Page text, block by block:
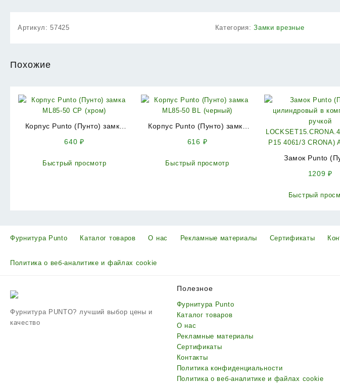
Артикул:57425 Категория:Замки врезные
Похожие
Корпус Punto (Пунто) замка
640₽
Быстрый просмотр
Корпус Punto (Пунто) замка
616 ₽
Быстрый просмотр
Замок Punto
(KIT P15 4061/3
1209₽
Быстрый
Фурнитура Punto Каталог товаров О нас Рекламные материалы Сертификаты
Политика о веб-аналитике и файлах cookie
Фурнитура PUNTO? лучший выбор цены и
качество
Полезное
Фурнитура Punto
Каталог товаров
О нас
Рекламные материалы
Сертификаты
Контакты
Политика конфиденциальности
Политика о веб-аналитике и файлах cookie